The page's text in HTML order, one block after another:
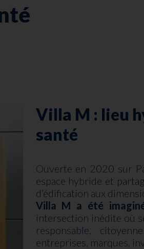
Villa M : lieu
santé
Ouverte en 2020 sur
espace hybride et
d’édification aux
Villa M a été
intersection inédite où
responsable,
entreprises, marques,